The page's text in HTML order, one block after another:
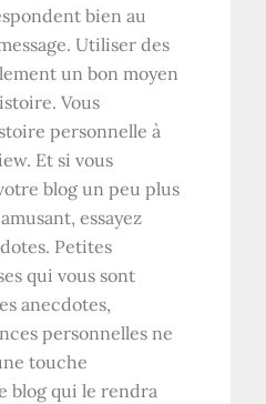
bien au
Utiliser des
un bon moyen
Vous
personnelle à
Et si vous
blog un peu plus
essayez
Petites
qui vous sont
anecdotes,
personnelles ne
touche
blog qui le rendra